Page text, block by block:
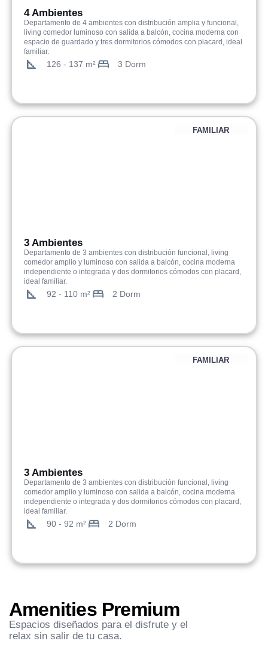
4 Ambientes
Departamento de 4 ambientes con distribución amplia y funcional,
living comedor luminoso con salida a balcón, cocina moderna con
espacio de guardado y tres dormitorios cómodos con placard, ideal
familiar.
126 - 137 m² 3 Dorm
FAMILIAR
3 Ambientes
Departamento de 3 ambientes con distribución funcional, living
comedor amplio y luminoso con salida a balcón, cocina moderna
independiente o integrada y dos dormitorios cómodos con placard,
ideal familiar.
92 - 110 m² 2 Dorm
FAMILIAR
3 Ambientes
Departamento de 3 ambientes con distribución funcional, living
comedor amplio y luminoso con salida a balcón, cocina moderna
independiente o integrada y dos dormitorios cómodos con placard,
ideal familiar.
90 - 92 m² 2 Dorm
Amenities Premium
Espacios diseñados para el disfrute y el
relax sin salir de tu casa.